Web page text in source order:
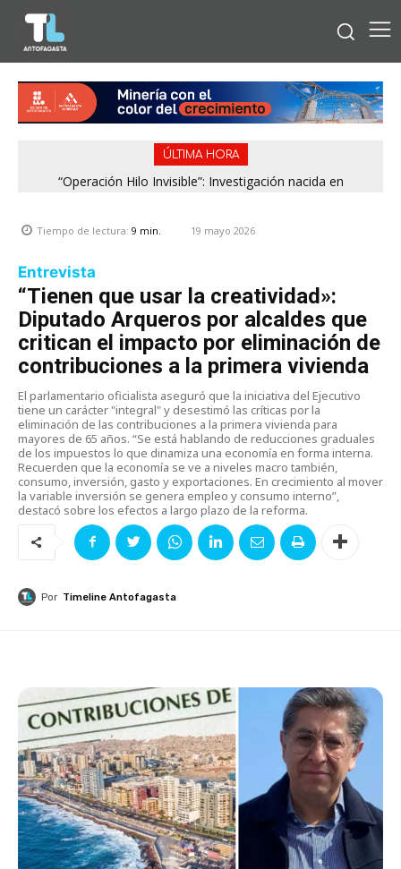
ÚLTIMA HORA
“Operación Hilo Invisible”: Investigación nacida en
Región de Antofagasta enfrentará nuevo episodio
Tiempo de lectura: 9 min. 19 mayo 2026
Entrevista
“Tienen que usar la creatividad»:
Diputado Arqueros por alcaldes que
critican el impacto por eliminación de
contribuciones a la primera vivienda
El parlamentario oficialista aseguró que la iniciativa del Ejecutivo
tiene un carácter "integral" y desestimó las críticas por la
eliminación de las contribuciones a la primera vivienda para
mayores de 65 años. “Se está hablando de reducciones graduales
de los impuestos lo que dinamiza una economía en forma interna.
Recuerden que la economía se ve a niveles macro también,
consumo, inversión, gasto y exportaciones. En crecimiento al mover
la variable inversión se genera empleo y consumo interno”,
destacó sobre los efectos a largo plazo de la reforma.
Por Timeline Antofagasta